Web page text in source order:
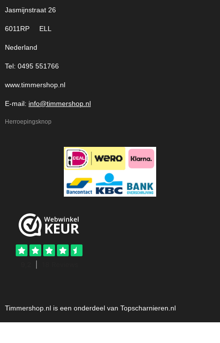
Jasmijnstraat 26
6011RP ELL
Nederland
Tel: 0495 551766
www.timmershop.nl
E-mail: info@timmershop.nl
Herroepingsknop
Timmershop.nl is een onderdeel van Topscharnieren.nl